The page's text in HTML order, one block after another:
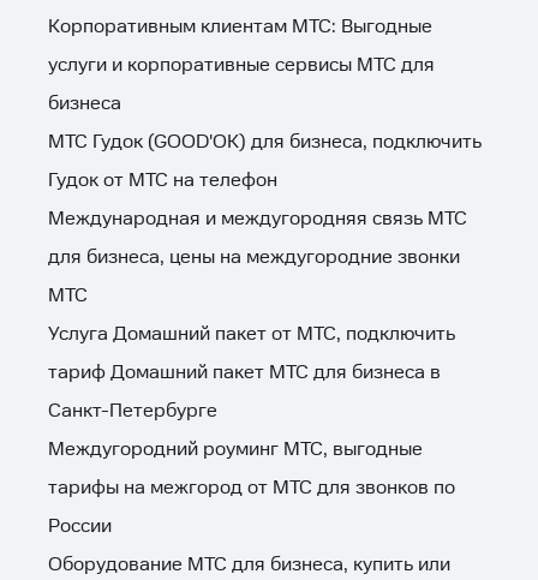
Корпоративным клиентам МТС: Выгодные
услуги и корпоративные сервисы МТС для
бизнеса
МТС Гудок (GOOD'OK) для бизнеса, подключить
Гудок от МТС на телефон
Международная и междугородняя связь МТС
для бизнеса, цены на междугородние звонки
МТС
Услуга Домашний пакет от МТС, подключить
тариф Домашний пакет МТС для бизнеса в
Санкт-Петербурге
Междугородний роуминг МТС, выгодные
тарифы на межгород от МТС для звонков по
России
Оборудование МТС для бизнеса, купить или